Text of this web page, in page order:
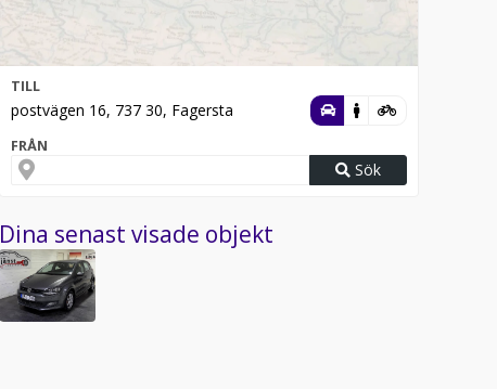
TILL
postvägen 16, 737 30, Fagersta
FRÅN
Sök
Dina senast visade objekt